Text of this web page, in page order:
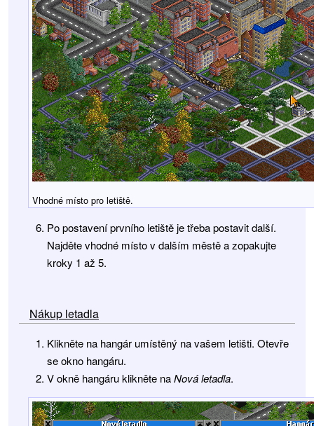
Vhodné místo pro letiště.
Po postavení prvního letiště je třeba postavit další.
Najděte vhodné místo v dalším městě a zopakujte
kroky 1 až 5.
Nákup letadla
Klikněte na hangár umístěný na vašem letišti. Otevře
se okno hangáru.
V okně hangáru klikněte naNová letadla.